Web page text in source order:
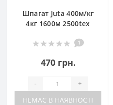
Шпагат Juta 400м/кг
4кг 1600м 2500tex
1
470 грн.
- +
НЕМАЄ В НАЯВНОСТІ